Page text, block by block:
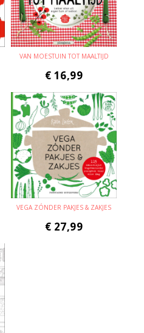
VAN MOESTUIN TOT MAALTIJD
€ 16,99
VEGA ZÓNDER PAKJES & ZAKJES
€ 27,99